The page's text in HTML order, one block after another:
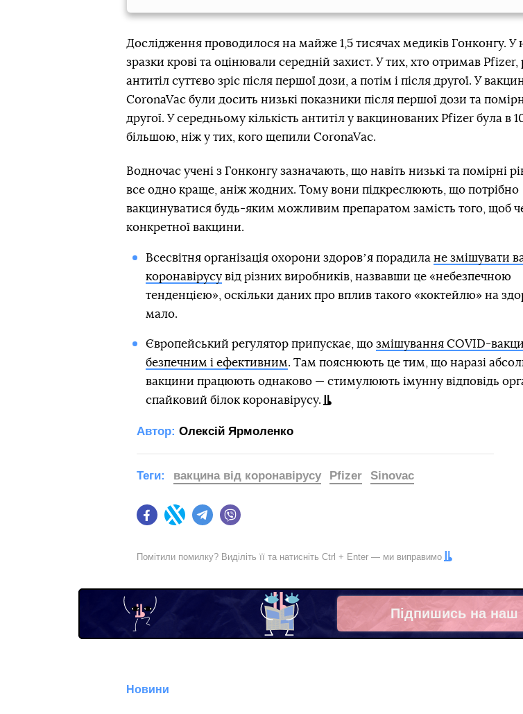
Дослідження проводилося на майже 1,5 тисячах медиків Гонконгу. У
зразки крові та оцінювали середній захист. У тих, хто отримав Pfizer,
антитіл суттєво зріс після першої дози, а потім і після другої. У
CoronaVac були досить низькі показники після першої дози та
другої. У середньому кількість антитіл у вакцинованих Pfizer була в
більшою, ніж у тих, кого щепили CoronaVac.
Водночас учені з Гонконгу зазначають, що навіть низькі та помірні
все одно краще, аніж жодних. Тому вони підкреслюють, що потрібно
вакцинуватися будь-яким можливим препаратом замість того, щоб
конкретної вакцини.
Всесвітня організація охорони здоровʼя порадила не змішувати
коронавірусувід різних виробників, назвавши це «небезпечною
тенденцією», оскільки даних про вплив такого «коктейлю» на
мало.
Європейський регулятор припускає, що змішування COVID-
безпечним і ефективним. Там пояснюють це тим, що наразі
вакцини працюють однаково — стимулюють імунну відповідь
спайковий білок коронавірусу.
Автор: Олексій Ярмоленко
FacebookTwitter Telegram
Теги: вакцина від коронавірусу Pfizer Sinovac
Помітили помилку? Виділіть її та натисніть Ctrl + Enter — ми виправимо
Підпишись на наш
Facebook
Новини